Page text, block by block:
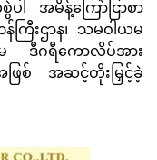
ါ အမိန့်ကြော်ငြာစာ
ြီးဌာန၊ သမဝါယမ
ဒီဂရီကောလိပ်အား
စ် အဆင့်တိုးမြှင့်ခဲ့